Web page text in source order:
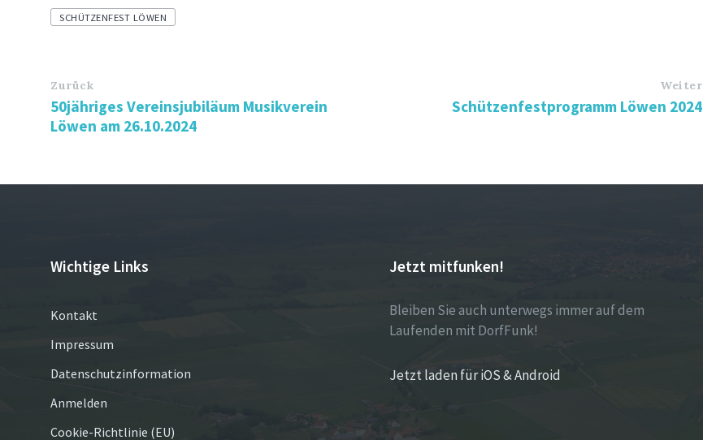
Tags
SCHÜTZENFEST LÖWEN
Zurück
50jähriges Vereinsjubiläum Musikverein
Löwen am 26.10.2024
Weiter
Schützenfestprogramm Löwen 2024
Wichtige Links
Kontakt
Impressum
Datenschutzinformation
Anmelden
Cookie-Richtlinie (EU)
Jetzt mitfunken!
Bleiben Sie auch unterwegs immer auf dem
Laufenden mit DorfFunk!
Jetzt laden für iOS & Android